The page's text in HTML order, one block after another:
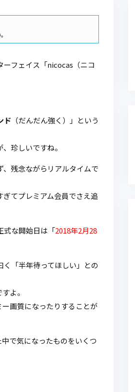
ーフェイス「nicocas（ニコ
ド （だんだん強く）」という
珍しいですね。
残念ながらリアルタイムで
てプレミアム会員でさえ追
式な開始日は「2018年2月28
「半年待ってほしい」との
よ。
画質になったりすることが
で気になったものをいくつ